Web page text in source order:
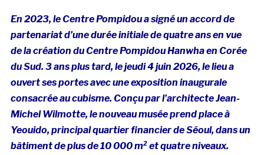
En 2023, le Centre Pompidou a signé un accord de
partenariat d’une durée initiale de quatre ansen vue
de la création du Centre Pompidou Hanwha en Corée
du Sud. 3 ans plus tard, le jeudi 4 juin 2026, le lieu a
ouvert ses portes avec une exposition inaugurale
consacrée au cubisme. Conçu par l’architecte Jean-
Michel Wilmotte, le nouveau musée prend place à
Yeouido, principal quartier financier de Séoul, dans un
bâtiment de plus de 10 000 m² et quatre niveaux.